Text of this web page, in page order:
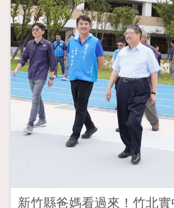
新竹縣爸媽看過來！竹北